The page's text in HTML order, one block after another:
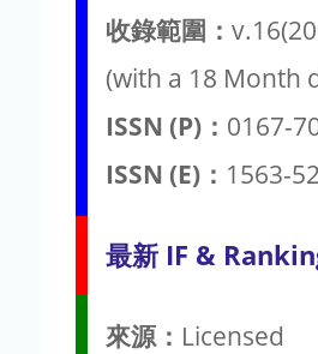
收錄範圍：
(with a 18 Month
ISSN (P)： 0167-
ISSN (E)： 1563-
最新 IF &
來源： Licensed